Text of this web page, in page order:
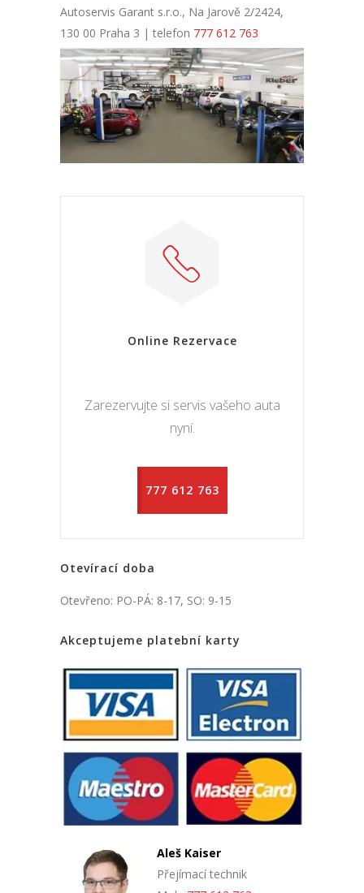
Autoservis Garant s.r.o., Na Jarově 2/2424,
130 00 Praha 3 | telefon 777 612 763
Online Rezervace
Zarezervujte si servis vašeho auta
nyní.
777 612 763
Otevírací doba
Otevřeno: PO-PÁ: 8-17, SO: 9-15
Akceptujeme platební karty
Aleš Kaiser
Přejímací technik